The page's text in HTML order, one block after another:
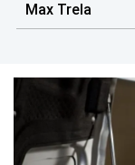
Max Trela